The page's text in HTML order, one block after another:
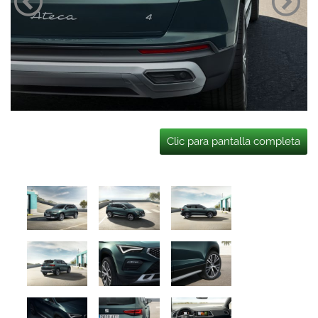
Clic para pantalla completa